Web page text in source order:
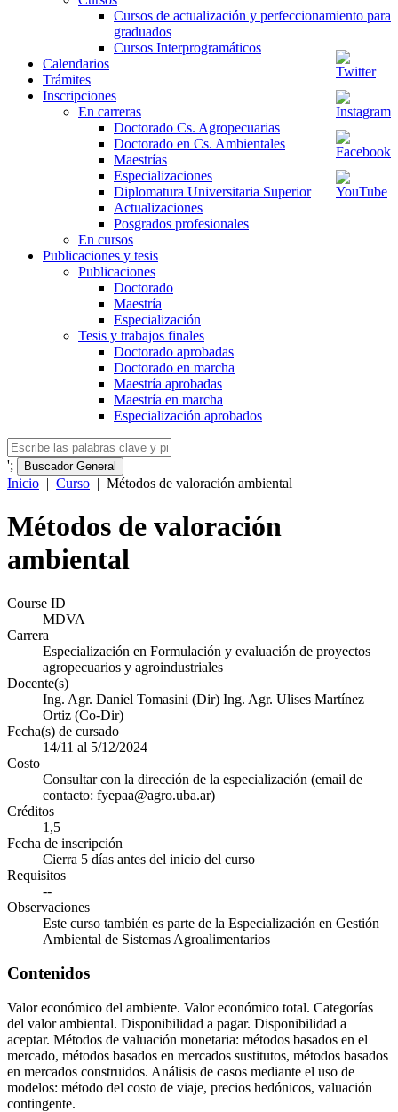
Cursos de actualización y perfeccionamiento para
graduados
Cursos Interprogramáticos
Calendarios
Trámites
Inscripciones
En carreras
Doctorado Cs. Agropecuarias
Doctorado en Cs. Ambientales
Maestrías
Especializaciones
Diplomatura Universitaria Superior
Actualizaciones
Posgrados profesionales
En cursos
Publicaciones y tesis
Publicaciones
Doctorado
Maestría
Especialización
Tesis y trabajos finales
Doctorado aprobadas
Doctorado en marcha
Maestría aprobadas
Maestría en marcha
Especialización aprobados
'; Buscador General
Inicio | Curso | Métodos de valoración ambiental
Métodos de valoración
ambiental
Course ID
MDVA
Carrera
Especialización en Formulación y evaluación de proyectos
agropecuarios y agroindustriales
Docente(s)
Ing. Agr. Daniel Tomasini (Dir) Ing. Agr. Ulises Martínez
Ortiz (Co-Dir)
Fecha(s) de cursado
14/11 al 5/12/2024
Costo
Consultar con la dirección de la especialización (email de
contacto: fyepaa@agro.uba.ar)
Créditos
1,5
Fecha de inscripción
Cierra 5 días antes del inicio del curso
Requisitos
--
Observaciones
Este curso también es parte de la Especialización en Gestión
Ambiental de Sistemas Agroalimentarios
Contenidos
Valor económico del ambiente. Valor económico total. Categorías
del valor ambiental. Disponibilidad a pagar. Disponibilidad a
aceptar. Métodos de valuación monetaria: métodos basados en el
mercado, métodos basados en mercados sustitutos, métodos basados
en mercados construidos. Análisis de casos mediante el uso de
modelos: método del costo de viaje, precios hedónicos, valuación
contingente.